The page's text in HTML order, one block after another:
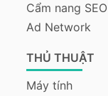
Cẩm nang SEO
Ad Network
THỦ THUẬT
Máy tính